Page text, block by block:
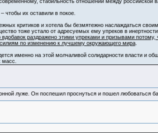
чтобы их оставили в покое.
критиков и хотела бы безмятежно наслаждаться
тоже устало от адресуемых ему упреков в
раздражено этими упреками и призывами
по изменению к лучшему окружающего мира.
именно на этой молчаливой солидарности власти и
масс.
луже. Он поспешил проснуться и пошел любоваться